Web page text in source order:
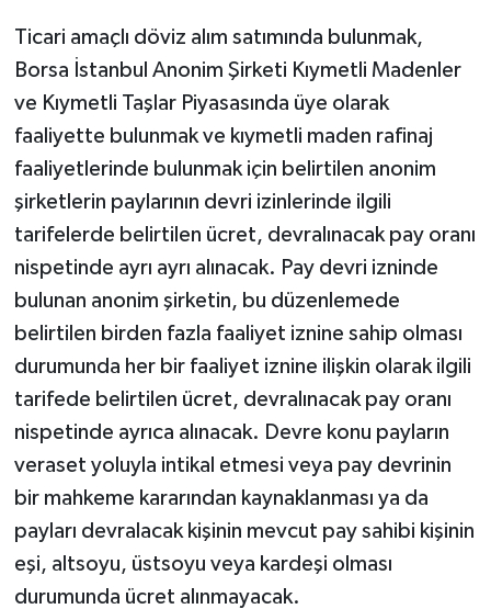
Ticari amaçlı döviz alım satımında bulunmak,
Borsa İstanbul Anonim Şirketi Kıymetli Madenler
ve Kıymetli Taşlar Piyasasında üye olarak
faaliyette bulunmak ve kıymetli maden rafinaj
faaliyetlerinde bulunmak için belirtilen anonim
şirketlerin paylarının devri izinlerinde ilgili
tarifelerde belirtilen ücret, devralınacak pay oranı
nispetinde ayrı ayrı alınacak. Pay devri izninde
bulunan anonim şirketin, bu düzenlemede
belirtilen birden fazla faaliyet iznine sahip olması
durumunda her bir faaliyet iznine ilişkin olarak ilgili
tarifede belirtilen ücret, devralınacak pay oranı
nispetinde ayrıca alınacak. Devre konu payların
veraset yoluyla intikal etmesi veya pay devrinin
bir mahkeme kararından kaynaklanması ya da
payları devralacak kişinin mevcut pay sahibi kişinin
eşi, altsoyu, üstsoyu veya kardeşi olması
durumunda ücret alınmayacak.